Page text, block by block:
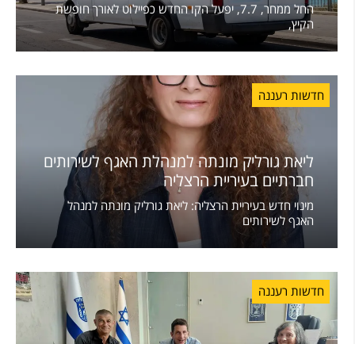
החל ממחר, 7.7, יפעל הקו החדש כפיילוט לאורך חופשת
הקיץ,
חדשות רעננה
ליאת גורליק מונתה למנהלת האגף לשירותים
חברתיים בעיריית הרצליה
מינוי חדש בעיריית הרצליה: ליאת גורליק מונתה למנהל
האגף לשירותים
חדשות רעננה